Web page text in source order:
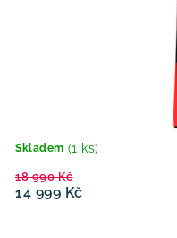
Skladem (1 ks)
14 999 Kč
18 990 Kč